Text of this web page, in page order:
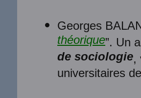
Georges
théorique”. Un
de sociologie,
universitaires